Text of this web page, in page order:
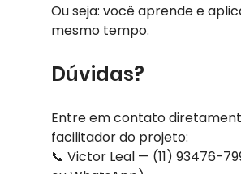
Ou seja: você aprende e
mesmo tempo.
Dúvidas?
Entre em contato
facilitador do projeto:
📞 Victor Leal — (11) 93476-